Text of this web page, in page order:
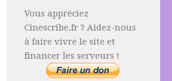
Vous appréciez
Cinescribe.fr ? Aidez-nous
à faire vivre le site et
financer les serveurs !